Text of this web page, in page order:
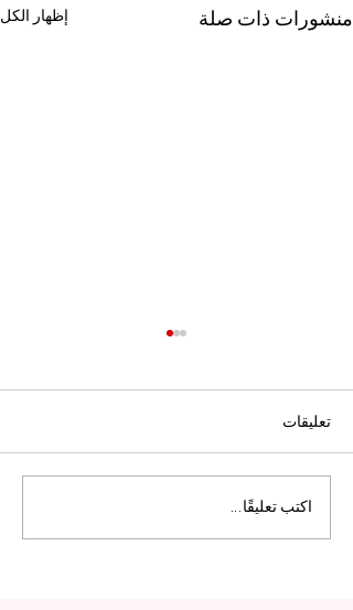
منشورات ذات صلة إظهار الكل
الجامعة السويسرية الدولية
تفتح أبواب التسجيل بعد
تعليقات
اكتب تعليقًا...